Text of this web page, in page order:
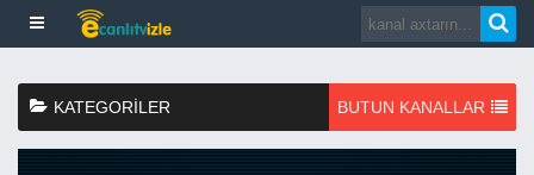
KATEGORILER BUTUN KANALLAR